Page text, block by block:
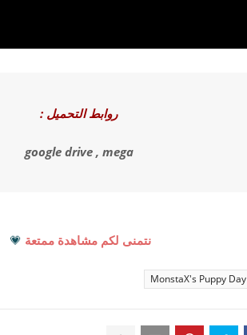
روابط التحميل :
google drive , mega
نتمنى لكم مشاهدة ممتعة 💗
MonstaX's Puppy Day